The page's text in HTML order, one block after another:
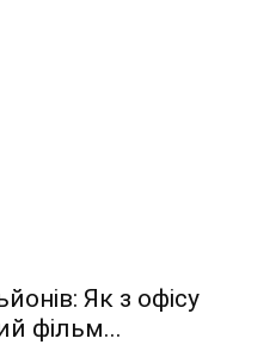
Як з офісу
фільм...